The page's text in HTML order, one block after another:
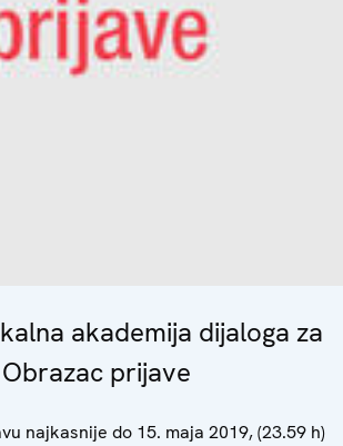
akademija dijaloga za
prijave
najkasnije do 15. maja 2019, (23.59 h)